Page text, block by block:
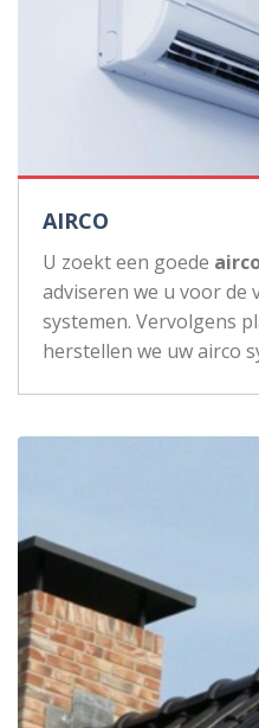
AIRCO
U zoekt een goede
adviseren we u voor de
systemen. Vervolgens
herstellen we uw airco